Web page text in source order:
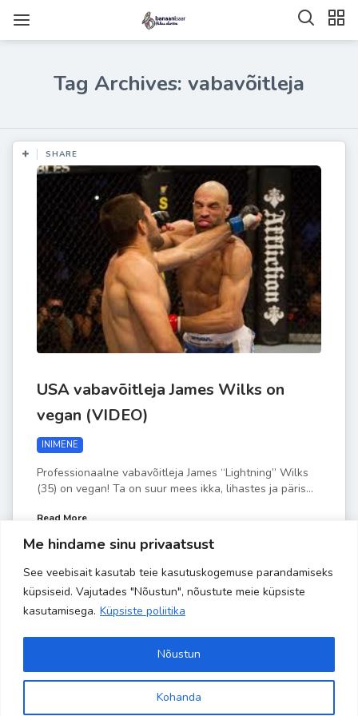
Me hindame sinu privaatsust
See veebisait kasutab teie kasutuskogemuse parandamiseks
küpsiseid. Vajutades "Nõustun", nõustute meie küpsiste
kasutamisega. Küpsiste poliitika
Kohanda
Nõustun
Tag Archives: vabavõitleja
SHARE
USA vabavõitleja James Wilks on
vegan (VIDEO)
INIMENE
Professionaalne vabavõitleja James “Lightning” Wilks
(35) on vegan! Ta on suur mees ikka, lihastes ja päris...
Read More
APR 11 byLiisa-Indra